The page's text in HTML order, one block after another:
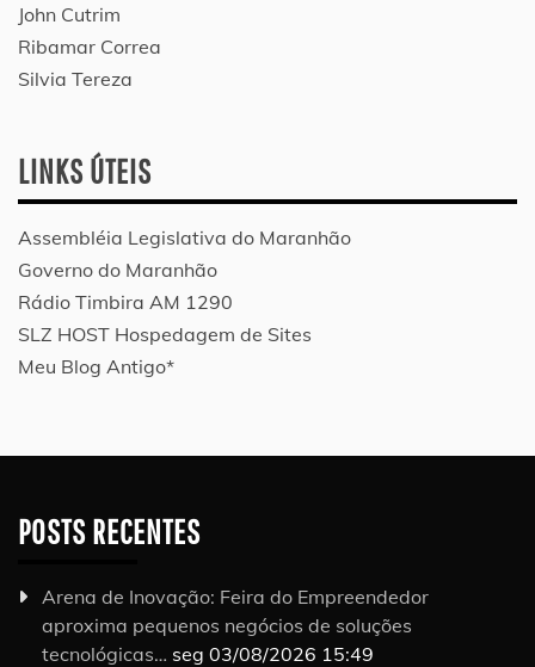
John Cutrim
Ribamar Correa
Silvia Tereza
LINKS ÚTEIS
Assembléia Legislativa do Maranhão
Governo do Maranhão
Rádio Timbira AM 1290
SLZ HOST Hospedagem de Sites
Meu Blog Antigo*
POSTS RECENTES
Arena de Inovação: Feira do Empreendedor
aproxima pequenos negócios de soluções
tecnológicas… seg 03/08/2026 15:49